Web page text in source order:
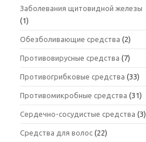
Заболевания щитовидной железы
(1)
Обезболивающие средства (2)
Противовирусные средства (7)
Противогрибковые средства (33)
Противомикробные средства (31)
Сердечно-сосудистые средства (3)
Средства для волос (22)